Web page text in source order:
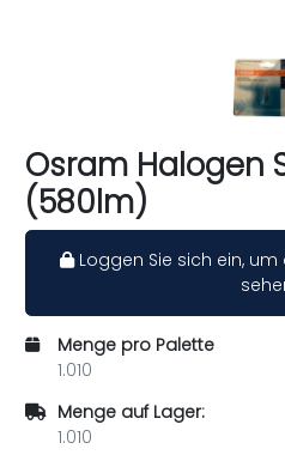
Osram Halogen
(580lm)
Loggen Sie sich ein, um
Menge pro Palette
1.010
Menge auf Lager:
1.010